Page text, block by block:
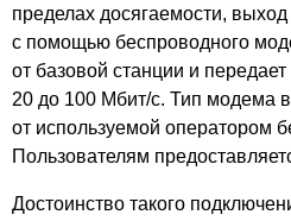
деревня Романовка
деревня Селезеново
деревня Соболевая
деревня Старостеклянное
деревня Сумбулово
деревня Ужалье
деревня Урицкое
пределах досягаемости,
с помощью беспроводного
от базовой станции и
20 до 100 Мбит/с. Тип модема
от используемой оператором
Пользователям
Достоинство такого